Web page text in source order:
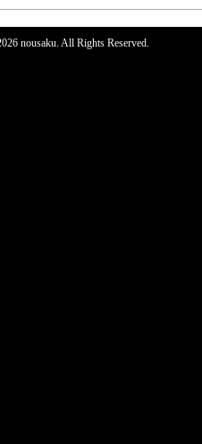
nousaku. All Rights Reserved.